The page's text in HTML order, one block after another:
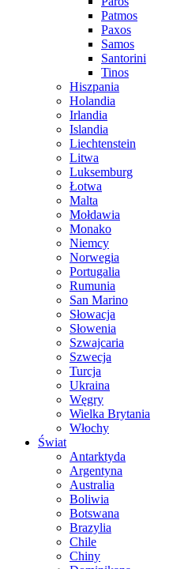
Patmos
Paxos
Samos
Santorini
Tinos
Hiszpania
Holandia
Irlandia
Islandia
Liechtenstein
Litwa
Luksemburg
Łotwa
Malta
Mołdawia
Monako
Niemcy
Norwegia
Portugalia
Rumunia
San Marino
Słowacja
Słowenia
Szwajcaria
Szwecja
Turcja
Ukraina
Węgry
Wielka Brytania
Włochy
Świat
Antarktyda
Argentyna
Australia
Boliwia
Botswana
Brazylia
Chile
Chiny